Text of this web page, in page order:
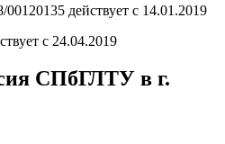
действует с 14.01.2019
с 24.04.2019
СПбГЛТУ в г.